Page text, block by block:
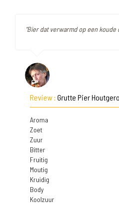
"Bier dat verwarmd op een koude
Review : Grutte Pier
Aroma
Zoet
Zuur
Bitter
Fruitig
Moutig
Kruidig
Body
Koolzuur